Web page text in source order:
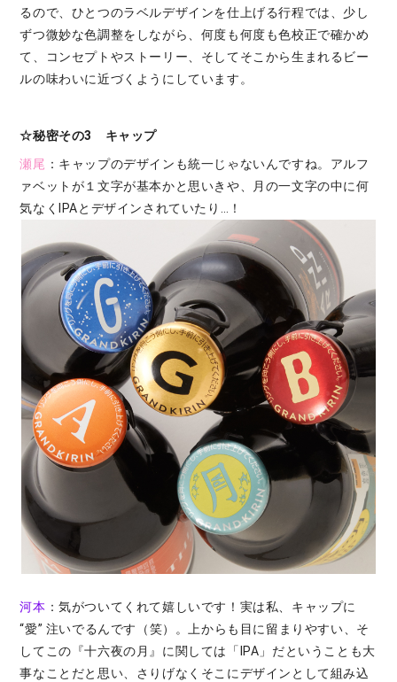
るので、ひとつのラベルデザインを仕上げる行程では、少し
ずつ微妙な色調整をしながら、何度も何度も色校正で確かめ
て、コンセプトやストーリー、そしてそこから生まれるビー
ルの味わいに近づくようにしています。
☆秘密その3 キャップ
瀬尾 ：キャップのデザインも統一じゃないんですね。アルフ
ァベットが１文字が基本かと思いきや、月の一文字の中に何
気なくIPAとデザインされていたり…！
河本 ：気がついてくれて嬉しいです！実は私、キャップに
“愛” 注いでるんです（笑）。上からも目に留まりやすい、そ
してこの『十六夜の月』に関しては「IPA」だということも大
事なことだと思い、さりげなくそこにデザインとして組み込